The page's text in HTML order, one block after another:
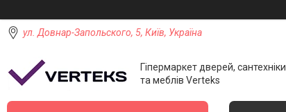
ул. Довнар-Запольского, 5, Київ, Україна
Гіпермаркет дверей, сантехніки
та меблів Verteks